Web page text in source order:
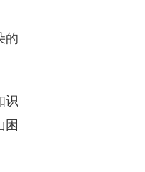
的
识
困